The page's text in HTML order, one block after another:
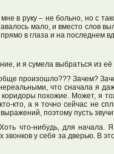
в руку – не больно, но с
мало, и вместо слов
в глаза и на последнем
и я сумела выбраться из её
произошло??? Зачем?
что сначала я
похожие. Может, я
кто, а я точно сейчас не
поэтому пусть
что-нибудь, для
у себя за дверью. В